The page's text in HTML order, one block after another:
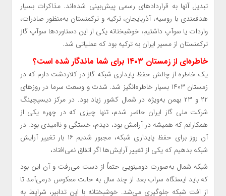
تبدیل آنها به قرارداد‌های رسمی پیش‌بینی شده‌اند. مذاکرات بسیار
هدفمندی با روسیه، آذربایجان، ترکیه و ترکمنستان به‌منظور صادرات،
واردات یا سوآپ داشتیم، خوشبختانه یکی از این دستاورد‌ها سوآپ گاز
ترکمنستان از مسیر ایران به ترکیه بود که عملیاتی شد.
خاطره‌ای از زمستان ۱۴۰۳ برای شما ماندگار شده است؟
یک خاطره از چالش حفظ پایداری شبکه گاز در کلاردشت دارم که در
زمستان ۱۴۰۳ بسیار خاطره‌انگیز شد. شدت و وسعت سرما در روز‌های
۲۲ و ۲۳ بهمن به‌ویژه در شمال کشور زیاد بود. در مرکز دیسپچینگ
شرکت ملی گاز ایران حاضر شدم، تنها چیزی که در چهره یکی از
همکارانم که همیشه در آرامش بود، دیدم، خستگی و ناامیدی بود. در
آن روز برای حفظ پایداری شبکه، مجبور شدیم ۱۶ بار تغییر آرایش
شبکه بدهیم که یکی از تغییر آرایش‌ها اگر اتفاق نمی‌افتاد،
شبکه شمال به‌صورت دومینویی حتماً از دست می‌رفت و آن این بود
که باید ایستگاه سراب بعد از چند سال به حالت معکوس درمی‌آمد تا
از افت شبکه جلوگیری می‌شد. خوشبختانه با این تدابیر، شرایط به